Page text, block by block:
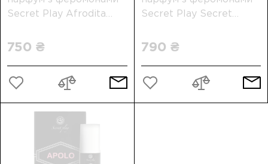
Secret Play Afrodita
750 ₴
Secret Play Secret
790 ₴